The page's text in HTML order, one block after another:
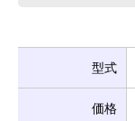
型式
価格